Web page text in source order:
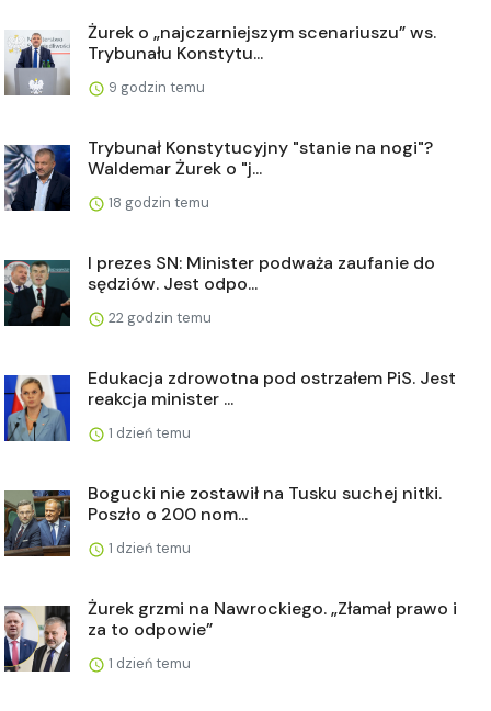
Żurek o „najczarniejszym scenariuszu” ws.
Trybunału Konstytu...
9 godzin temu
Trybunał Konstytucyjny "stanie na nogi"?
Waldemar Żurek o "j...
18 godzin temu
I prezes SN: Minister podważa zaufanie do
sędziów. Jest odpo...
22 godzin temu
Edukacja zdrowotna pod ostrzałem PiS. Jest
reakcja minister ...
1 dzień temu
Bogucki nie zostawił na Tusku suchej nitki.
Poszło o 200 nom...
1 dzień temu
Żurek grzmi na Nawrockiego. „Złamał prawo i
za to odpowie”
1 dzień temu